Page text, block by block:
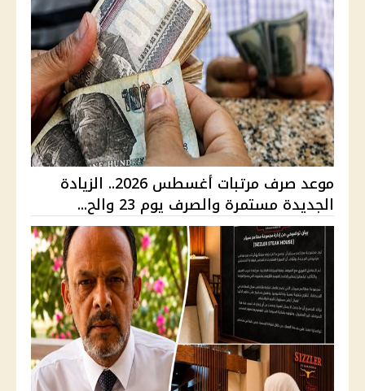
موعد صرف مرتبات أغسطس 2026.. الزيادة
الجديدة مستمرة والصرف يوم 23 والح...